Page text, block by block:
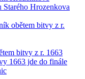
Hrozenkova
obětem bitvy z r.
bitvy z r. 1663
1663 jde do finále